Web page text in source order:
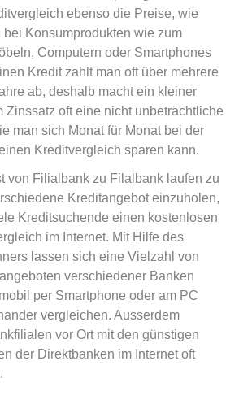
ebenso die Preise, wie
bei Konsumprodukten wie zum
Computern oder Smartphones
Kredit zahlt man oft über mehrere
ab, deshalb macht ein kleiner
Zinssatz oft eine nicht unbeträchtliche
man sich Monat für Monat bei der
Kreditvergleich sparen kann.
von Filialbank zu Filalbank laufen zu
Kreditangebot einzuholen,
Kreditsuchende einen kostenlosen
im Internet. Mit Hilfe des
lassen sich eine Vielzahl von
verschiedener Banken
per Smartphone oder am PC
vergleichen. Ausserdem
vor Ort mit den günstigen
der Direktbanken im Internet oft